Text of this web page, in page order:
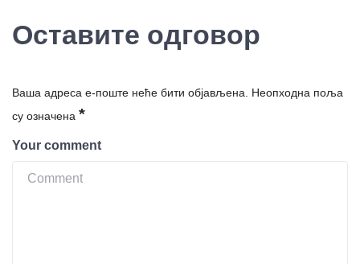
Оставите одговор
Ваша адреса е-поште неће бити објављена.
Неопходна поља
су означена *
Your comment